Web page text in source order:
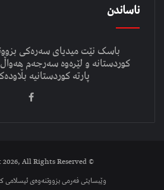
ناساندن
باسک نێت میدیای سەرەکی
کوردستانە و لێرەوە سەرجەم هەواڵ
پارتە کوردستانیە
© Copyright 2026, All Rights Reserved
وێبسایتی فەرمی بزووتنەوەی ئیسلامی